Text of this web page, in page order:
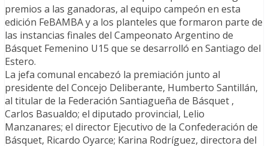
premios a las ganadoras, al equipo campeón en esta
edición FeBAMBA y a los planteles que formaron parte de
las instancias finales del Campeonato Argentino de
Básquet Femenino U15 que se desarrolló en Santiago del
Estero.
La jefa comunal encabezó la premiación junto al
presidente del Concejo Deliberante, Humberto Santillán,
al titular de la Federación Santiagueña de Básquet ,
Carlos Basualdo; el diputado provincial, Lelio
Manzanares; el director Ejecutivo de la Confederación de
Básquet, Ricardo Oyarce; Karina Rodríguez, directora del